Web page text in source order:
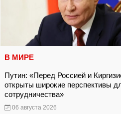
В МИРЕ
Путин: «Перед Россией и
открыты широкие перспективы
сотрудничества»
06 августа 2026